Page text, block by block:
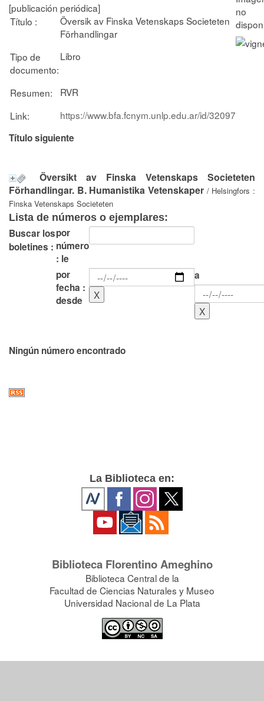
[publicación periódica]
Título :
Översik av Finska Vetenskaps Societeten
Förhandlingar
Tipo de
documento:
Libro
Resumen:
RVR
Link:
https://www.bfa.fcnym.unlp.edu.ar/id/32097
Título siguiente
Översikt av Finska Vetenskaps Societeten
Förhandlingar. B. Humanistika Vetenskaper / Helsingfors :
Finska Vetenskaps Societeten
Lista de números o ejemplares:
Buscar los
boletines :
por
número
: le
por
fecha :
desde
a
Ningún número encontrado
La Biblioteca en:
Biblioteca Florentino Ameghino
Biblioteca Central de la
Facultad de Ciencias Naturales y Museo
Universidad Nacional de La Plata